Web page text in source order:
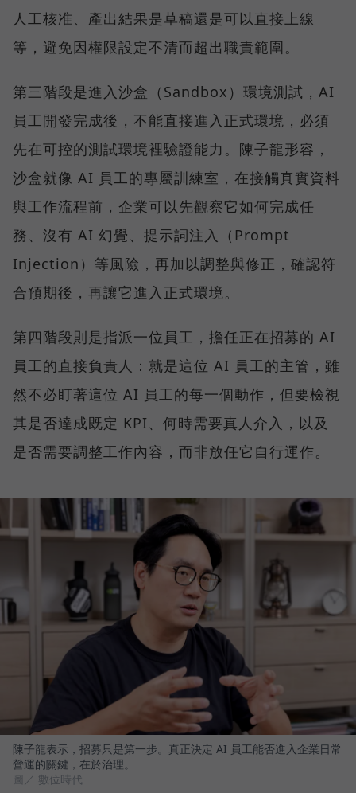
人工核准、產出結果是草稿還是可以直接上線
等，避免因權限設定不清而超出職責範圍。
第三階段是進入沙盒（Sandbox）環境測試，AI
員工開發完成後，不能直接進入正式環境，必須
先在可控的測試環境裡驗證能力。陳子龍形容，
沙盒就像 AI 員工的專屬訓練室，在接觸真實資料
與工作流程前，企業可以先觀察它如何完成任
務、沒有 AI 幻覺、提示詞注入（Prompt
Injection）等風險，再加以調整與修正，確認符
合預期後，再讓它進入正式環境。
第四階段則是指派一位員工，擔任正在招募的 AI
員工的直接負責人：就是這位 AI 員工的主管，雖
然不必盯著這位 AI 員工的每一個動作，但要檢視
其是否達成既定 KPI、何時需要真人介入，以及
是否需要調整工作內容，而非放任它自行運作。
陳子龍表示，招募只是第一步。真正決定 AI 員工能否進入企業日常
營運的關鍵，在於治理。
圖／ 數位時代